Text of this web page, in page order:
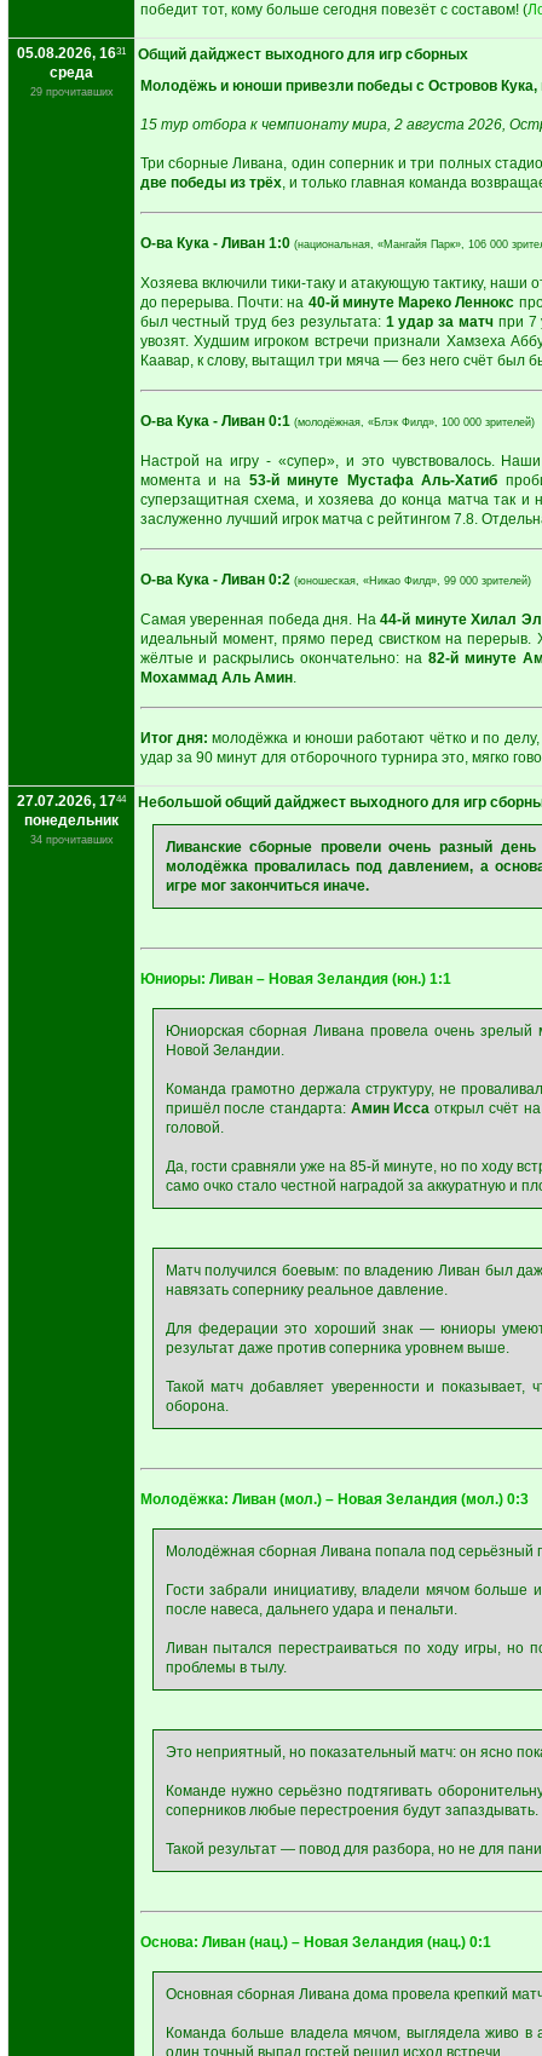
победит тот, кому больше сегодня повезёт с составом! (
05.08.2026, 1631
среда
29 прочитавших
Общий дайджест выходного для игр сборных
Молодёжь и юноши привезли победы с Островов Кука,
15 тур отбора к чемпионату мира, 2 августа 2026,
Три сборные Ливана, один соперник и три полных
две победы из трёх, и только главная команда
О-ва Кука - Ливан 1:0 (национальная, «Мангайя Парк», 106 000
Хозяева включили тики-таку и атакующую тактику, наши
до перерыва. Почти: на 40-й минуте Мареко Леннокс
был честный труд без результата: 1 удар за матч при 7
увозят. Худшим игроком встречи признали Хамзеха
Каавар, к слову, вытащил три мяча — без него счёт был
О-ва Кука - Ливан 0:1 (молодёжная, «Блэк Филд», 100 000 зрителей)
Настрой на игру - «супер», и это чувствовалось.
момента и на 53-й минуте Мустафа Аль-Хатиб
суперзащитная схема, и хозяева до конца матча так
заслуженно лучший игрок матча с рейтингом 7.8.
О-ва Кука - Ливан 0:2 (юношеская, «Никао Филд», 99 000 зрителей)
Самая уверенная победа дня. На 44-й минуте Хилал
идеальный момент, прямо перед свистком на перерыв.
жёлтые и раскрылись окончательно: на 82-й минуте
Мохаммад Аль Амин.
Итог дня: молодёжка и юноши работают чётко и по
удар за 90 минут для отборочного турнира это, мягко
27.07.2026, 1744
понедельник
34 прочитавших
Небольшой общий дайджест выходного для игр
Ливанские сборные провели очень разный
молодёжка провалилась под давлением, а
игре мог закончиться иначе.
Юниоры: Ливан – Новая Зеландия (юн.) 1:1
Юниорская сборная Ливана провела очень
Новой Зеландии.
Команда грамотно держала структуру, не
пришёл после стандарта: Амин Исса открыл счёт
головой.
Да, гости сравняли уже на 85-й минуте, но по ходу
само очко стало честной наградой за аккуратную и
Матч получился боевым: по владению Ливан был
навязать сопернику реальное давление.
Для федерации это хороший знак — юниоры
результат даже против соперника уровнем выше.
Такой матч добавляет уверенности и
оборона.
Молодёжка: Ливан (мол.) – Новая Зеландия (мол.) 0:3
Молодёжная сборная Ливана попала под серьёзный
Гости забрали инициативу, владели мячом больше
после навеса, дальнего удара и пенальти.
Ливан пытался перестраиваться по ходу игры, но
проблемы в тылу.
Это неприятный, но показательный матч: он ясно
Команде нужно серьёзно подтягивать
соперников любые перестроения будут запаздывать.
Такой результат — повод для разбора, но не для
Основа: Ливан (нац.) – Новая Зеландия (нац.) 0:1
Основная сборная Ливана дома провела крепкий
Команда больше владела мячом, выглядела живо в
один точный выпад гостей решил исход встречи.